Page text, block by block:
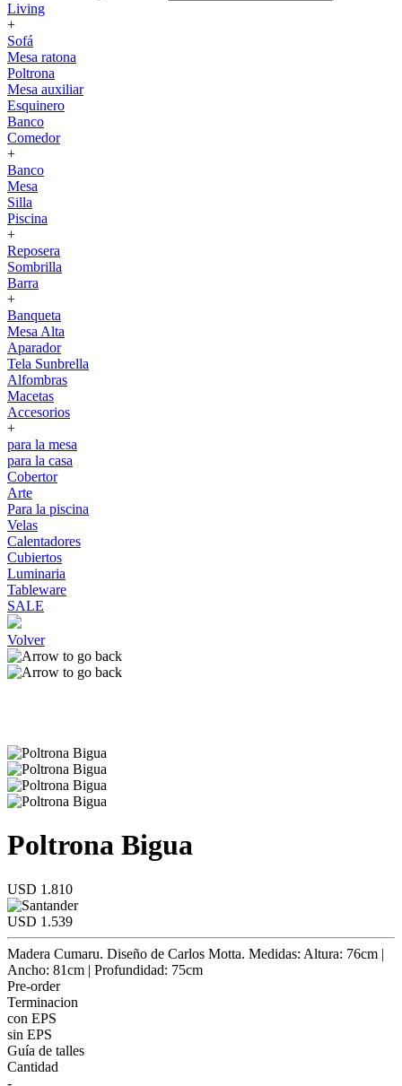
Living
+
Sofá
Mesa ratona
Poltrona
Mesa auxiliar
Esquinero
Banco
Comedor
+
Banco
Mesa
Silla
Piscina
+
Reposera
Sombrilla
Barra
+
Banqueta
Mesa Alta
Aparador
Tela Sunbrella
Alfombras
Macetas
Accesorios
+
para la mesa
para la casa
Cobertor
Arte
Para la piscina
Velas
Calentadores
Cubiertos
Luminaria
Tableware
SALE
Volver
Poltrona Bigua
USD 1.810
USD 1.539
Madera Cumaru. Diseño de Carlos Motta. Medidas: Altura: 76cm |
Ancho: 81cm | Profundidad: 75cm
Pre-order
Terminacion
con EPS
sin EPS
Guía de talles
Cantidad
-